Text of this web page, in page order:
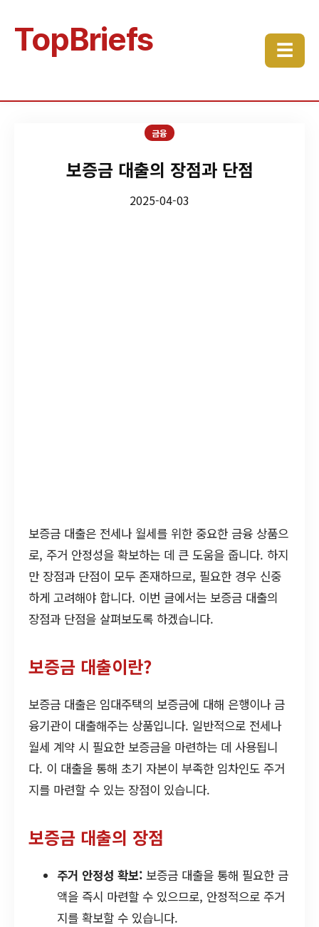
TopBriefs ☰
금융
보증금 대출의 장점과 단점
2025-04-03
보증금 대출은 전세나 월세를 위한 중요한 금융 상품으
로, 주거 안정성을 확보하는 데 큰 도움을 줍니다. 하지
만 장점과 단점이 모두 존재하므로, 필요한 경우 신중
하게 고려해야 합니다. 이번 글에서는 보증금 대출의
장점과 단점을 살펴보도록 하겠습니다.
보증금 대출이란?
보증금 대출은 임대주택의 보증금에 대해 은행이나 금
융기관이 대출해주는 상품입니다. 일반적으로 전세나
월세 계약 시 필요한 보증금을 마련하는 데 사용됩니
다. 이 대출을 통해 초기 자본이 부족한 임차인도 주거
지를 마련할 수 있는 장점이 있습니다.
보증금 대출의 장점
주거 안정성 확보: 보증금 대출을 통해 필요한 금
액을 즉시 마련할 수 있으므로, 안정적으로 주거
지를 확보할 수 있습니다.